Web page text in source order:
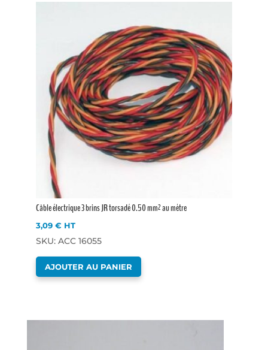
Câble électrique 3 brins JR torsadé 0.50 mm² au mètre
3,09 € HT
SKU: ACC 16055
AJOUTER AU PANIER